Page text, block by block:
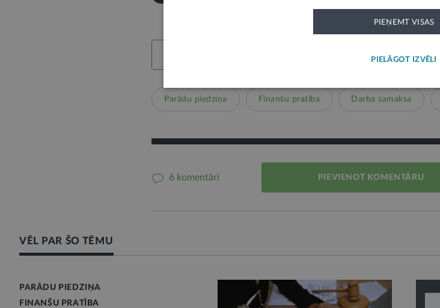
Parādu piedziņa Finanšu pratība Darba samaksa
6 komentāri PIEVIENOT KOMENTĀRU
VĒL PAR ŠO TĒMU
PARĀDU PIEDZIŅA
FINANŠU PRATĪBA
PIEŅEMT VISAS
PIELĀGOT IZVĒLI